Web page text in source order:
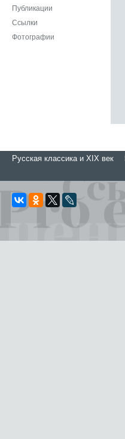
Публикации
Ссылки
Фотографии
Русская классика и XIX век